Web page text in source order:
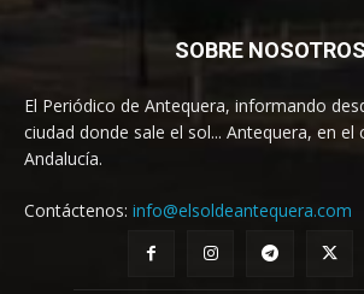
SOBRE NOSOTROS
El Periódico de Antequera, informando
ciudad donde sale el sol... Antequera, en el
Andalucía.
Contáctenos: info@elsoldeantequera.com